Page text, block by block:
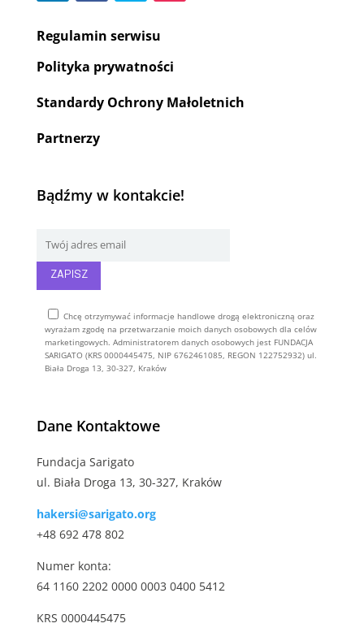
Regulamin serwisu
Polityka prywatności
Standardy Ochrony Małoletnich
Partnerzy
Bądźmy w kontakcie!
Chcę otrzymywać informacje handlowe drogą elektroniczną oraz
wyrażam zgodę na przetwarzanie moich danych osobowych dla celów
marketingowych. Administratorem danych osobowych jest FUNDACJA
SARIGATO (KRS 0000445475, NIP 6762461085, REGON 122752932) ul.
Biała Droga 13, 30-327, Kraków
Dane Kontaktowe
Fundacja Sarigato
ul. Biała Droga 13, 30-327, Kraków
hakersi@sarigato.org
+48 692 478 802
Numer konta:
64 1160 2202 0000 0003 0400 5412
KRS 0000445475